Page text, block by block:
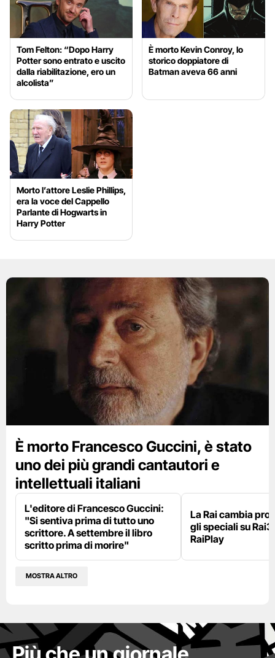
Tom Felton: “Dopo Harry
Potter sono entrato e uscito
dalla riabilitazione, ero un
alcolista”
È morto Kevin Conroy, lo
storico doppiatore di
Batman aveva 66 anni
Morto l’attore Leslie Phillips,
era la voce del Cappello
Parlante di Hogwarts in
Harry Potter
È morto Francesco Guccini, è stato
uno dei più grandi cantautori e
intellettuali italiani
L'editore di Francesco Guccini:
"Si sentiva prima di tutto uno
scrittore. A settembre il libro
scritto prima di morire"
La Rai cambia
gli speciali su
RaiPlay
MOSTRA ALTRO